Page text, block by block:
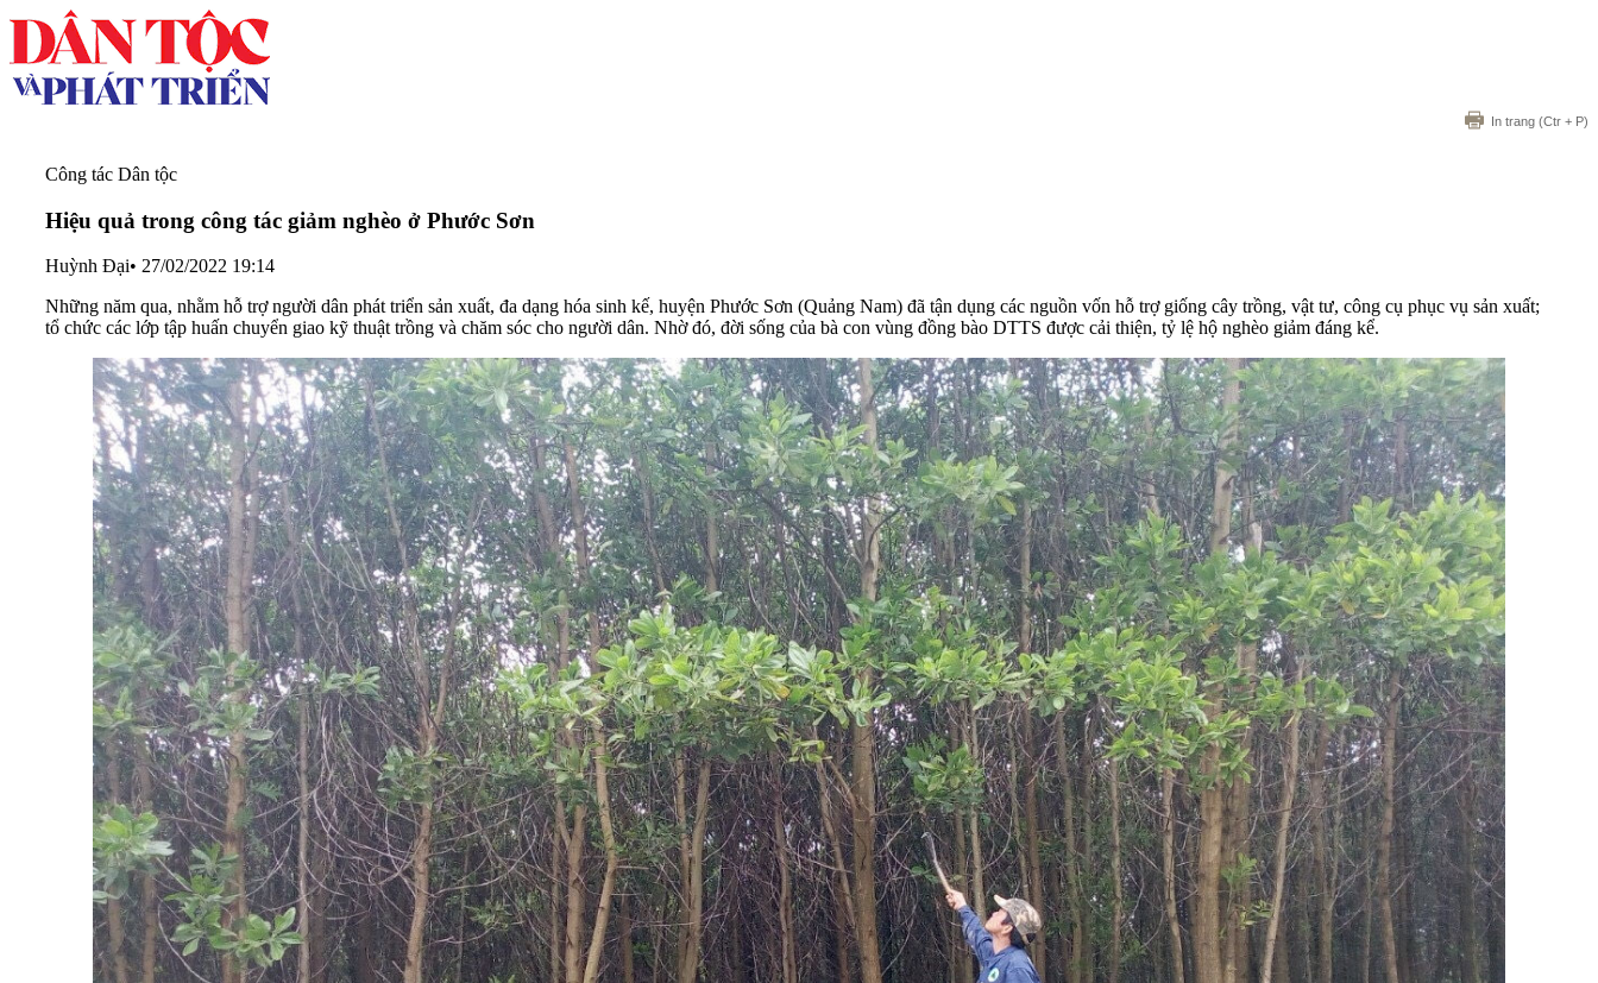
In trang (Ctr + P)
Công tác Dân tộc
Hiệu quả trong công tác giảm nghèo ở Phước Sơn
Huỳnh Đại• 27/02/2022 19:14
Những năm qua, nhằm hỗ trợ người dân phát triển sản xuất, đa dạng hóa sinh kế, huyện Phước Sơn (Quảng Nam) đã tận dụng các nguồn vốn hỗ trợ giống cây trồng, vật tư, công cụ phục vụ sản xuất;
tổ chức các lớp tập huấn chuyển giao kỹ thuật trồng và chăm sóc cho người dân. Nhờ đó, đời sống của bà con vùng đồng bào DTTS được cải thiện, tỷ lệ hộ nghèo giảm đáng kể.